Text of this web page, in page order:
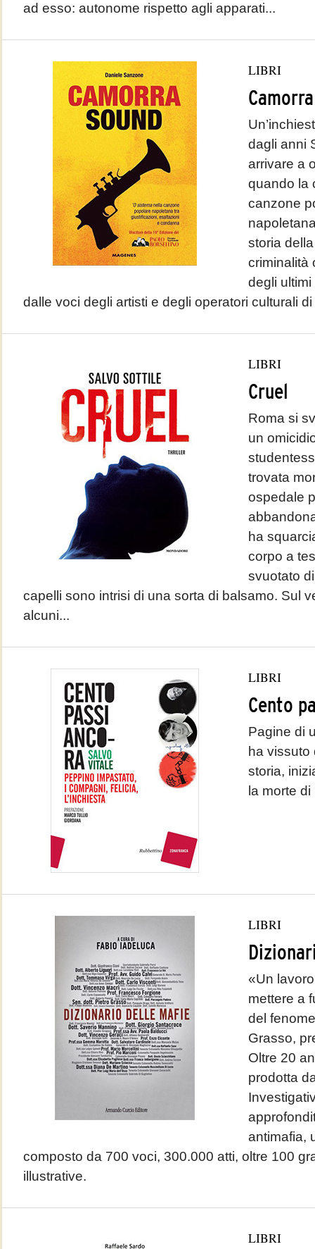
ad esso: autonome rispetto agli apparati...
LIBRI
dagli anni
arrivare a
quando la
canzone
storia
criminalità
degli ultimi
dalle voci degli artisti e degli operatori culturali
LIBRI
Cruel
Roma si
un
trovata
ospedale
ha
corpo a
svuotato
capelli sono intrisi di una sorta di balsamo. Sul
alcuni...
LIBRI
Cento
Pagine di
ha vissuto
storia,
la morte
LIBRI
«Un
mettere a
del
Grasso,
Oltre 20
prodotta
antimafia,
composto da 700 voci, 300.000 atti, oltre 100
illustrative.
LIBRI